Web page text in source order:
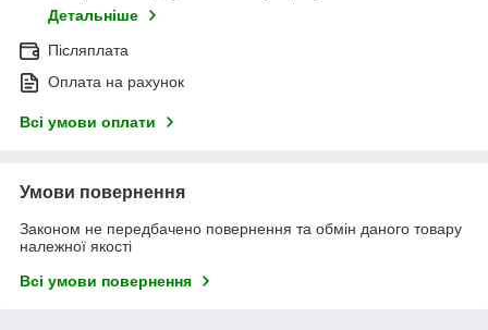
Детальніше
Післяплата
Оплата на рахунок
Всі умови оплати
Умови повернення
Законом не передбачено повернення та обмін даного товару
належної якості
Всі умови повернення